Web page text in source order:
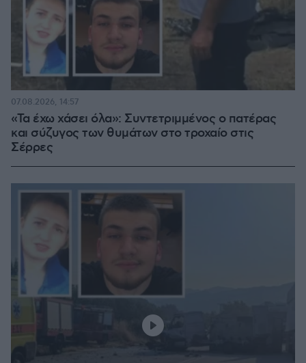
«Τα έχω χάσει όλα»: Συντετριμμένος ο πατέρας
και σύζυγος των θυμάτων στο τροχαίο στις
Σέρρες
07.08.2026, 14:57